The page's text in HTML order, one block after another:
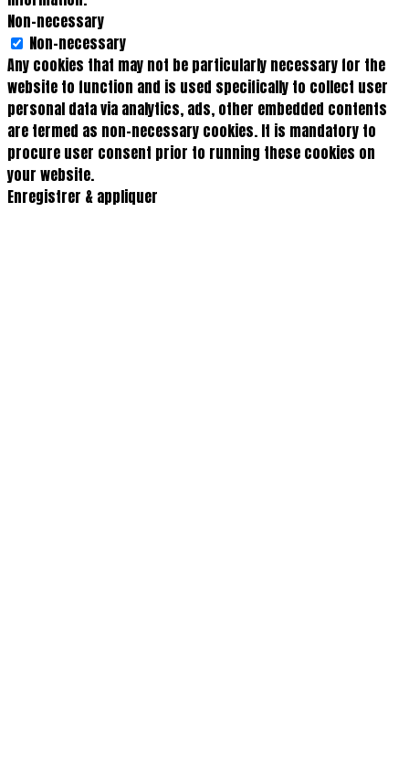
Non-necessary
Non-necessary
Any cookies that may not be particularly necessary for the
website to function and is used specifically to collect user
personal data via analytics, ads, other embedded contents
are termed as non-necessary cookies. It is mandatory to
procure user consent prior to running these cookies on
your website.
Enregistrer & appliquer